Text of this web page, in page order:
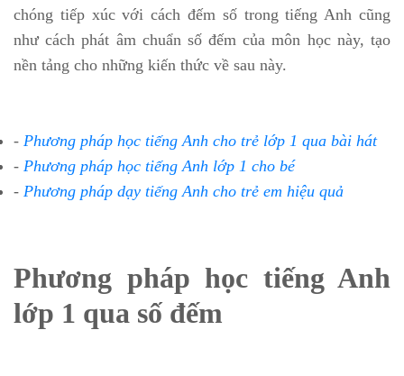
chóng tiếp xúc với cách đếm số trong tiếng Anh cũng
như cách phát âm chuẩn số đếm của môn học này, tạo
nền tảng cho những kiến thức về sau này.
- Phương pháp học tiếng Anh cho trẻ lớp 1 qua bài hát
- Phương pháp học tiếng Anh lớp 1 cho bé
- Phương pháp dạy tiếng Anh cho trẻ em hiệu quả
Phương pháp học tiếng Anh
lớp 1 qua số đếm